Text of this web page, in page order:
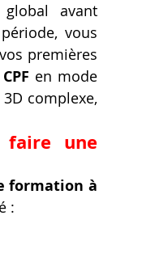
avant
vous
premières
en mode
complexe,
faire une
formation à
: